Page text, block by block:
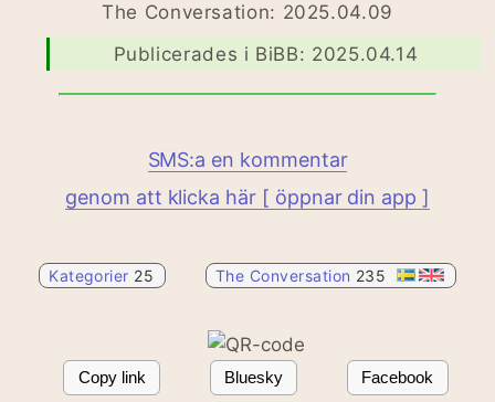
The Conversation: 2025.04.09
Publicerades i BiBB: 2025.04.14
SMS:a en kommentar
genom att klicka här [ öppnar din app ]
Kategorier 25 The Conversation 235
Copy link Bluesky Facebook